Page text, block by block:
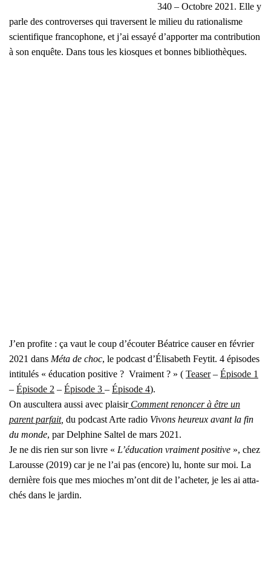
340 – Octobre 2021. Elle y
parle des contro­verses qui tra­versent le milieu du ratio­na­lisme
scien­ti­fique fran­co­phone, et j’ai essayé d’ap­por­ter ma contri­bu­tion
à son enquête. Dans tous les kiosques et bonnes biblio­thèques.
J’en pro­fite : ça vaut le coup d’é­cou­ter Béa­trice cau­ser en février
2021 dans Méta de choc, le pod­cast d’Élisabeth Fey­tit. 4 épi­sodes
inti­tu­lés « édu­ca­tion posi­tive ? Vrai­ment ? » ( Tea­ser– Épi­sode 1
– Épi­sode 2 – Épi­sode 3 – Épi­sode 4).
On aus­cul­te­ra aus­si avec plai­sirCom­ment renon­cer à être un
parent par­fait, du pod­cast Arte radio Vivons heu­reux avant la fin
du monde, par Del­phine Sal­tel de mars 2021.
Je ne dis rien sur son livre « L’é­du­ca­tion vrai­ment posi­tive », chez
Larousse (2019) car je ne l’ai pas (encore) lu, honte sur moi. La
der­nière fois que mes mioches m’ont dit de l’a­che­ter, je les ai atta­
chés dans le jar­din.